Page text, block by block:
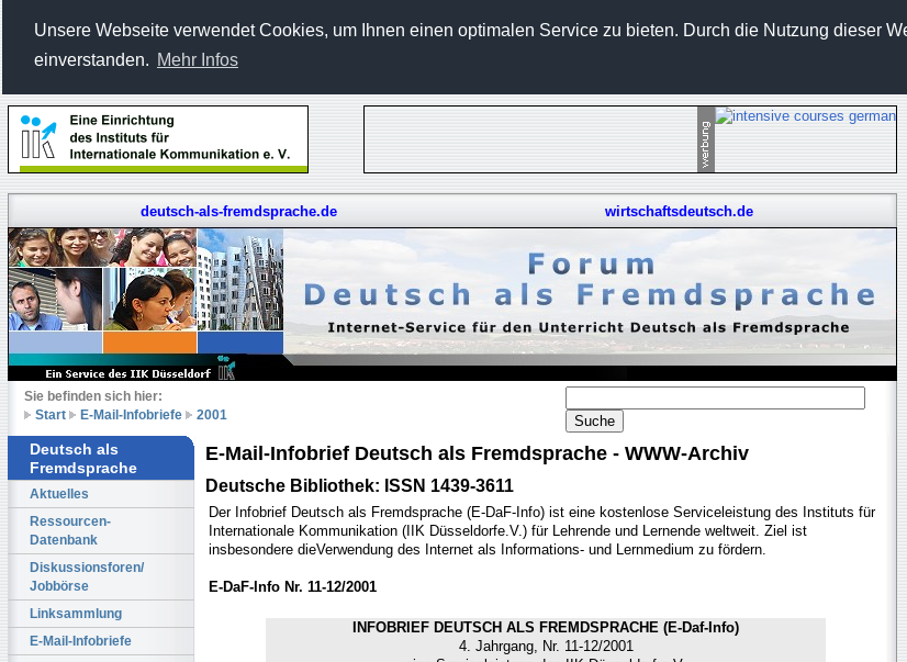
Unsere Webseite verwendet Cookies, um Ihnen einen optimalen Service zu bieten. Durch die Nutzung dieser
einverstanden. Mehr Infos
deutsch-als-fremdsprache.de wirtschaftsdeutsch.de
Sie befinden sich hier:
Start
E-Mail-Infobriefe 2001
Deutsch als
Fremdsprache
Aktuelles
Ressourcen-
Datenbank
Diskussionsforen/
Jobbörse
Linksammlung
E-Mail-Infobriefe
E-Mail-Infobrief Deutsch als Fremdsprache - WWW-Archiv
Deutsche Bibliothek: ISSN 1439-3611
Der Infobrief Deutsch als Fremdsprache (E-DaF-Info) ist eine kostenlose Serviceleistung des Instituts für
Internationale Kommunikation (IIK Düsseldorfe.V.) für Lehrende und Lernende weltweit. Ziel ist
insbesondere dieVerwendung des Internet als Informations- und Lernmedium zu fördern.
E-DaF-Info Nr. 11-12/2001
INFOBRIEF DEUTSCH ALS FREMDSPRACHE (E-Daf-Info)
4. Jahrgang, Nr. 11-12/2001